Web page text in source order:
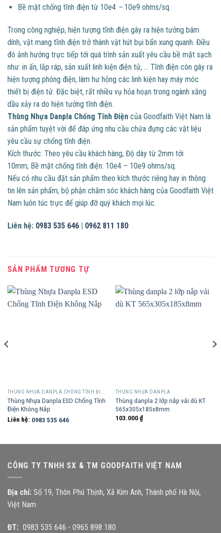
Bề mặt chống tĩnh điện từ 10e4 – 10e9 ohms/sq.
Trong công nghiệp, hiện tượng tĩnh điện gây ra hiện tưởng bám
dính, vật mang tĩnh điện trở thành vật hút bụi bẩn xung quanh. Điều
đó ảnh hưởng trực tiếp tới quá trình sản xuất yêu cầu bề mặt sạch
như: in ấn, lắp ráp, sản xuất linh kiện điện tử, … Tĩnh điện còn gây ra
hiện tượng phóng điện, làm hư hỏng các linh kiện hay máy móc
thiết bị điện tử. Đặc biệt, rất nhiều vụ hỏa hoạn trong ngành xăng
dầu xảy ra do hiện tưởng tĩnh điện.
Thùng Nhựa Danpla Chống Tĩnh Điện của Goodfaith Việt Nam là
sản phẩm tuyệt vời để đáp ứng nhu cầu chứa đựng các vật liệu
yêu cầu sự chống tĩnh điện.
Kích thước: Theo yêu cầu khách hàng; Độ dày từ 2mm tới
10mm; Bề mặt chống tĩnh điện: 10e4 – 10e9 ohms/sq.
Nếu có nhu cầu đặt sản phẩm theo kích thước riêng hay in thông
tin lên sản phẩm, bộ phận chăm sóc khách hàng của Goodfaith Việt
Nam luôn túc trực để giúp đỡ quý khách mọi lúc.
Liên hệ: 0983 535 646 | 0962 811 180
SẢN PHẨM TƯƠNG TỰ
THÙNG NHỰA DANPLA CHỐNG TĨNH ĐIỆN
Thùng Nhựa Danpla ESD Chống Tĩnh
Điện Không Nắp
Liên hệ: 0983 535 646
THÙNG NHỰA DANPLA
Thùng danpla 2 lớp nắp vải dù KT
565x305x185x8mm
103.000₫
CÔNG TY TNHH SX & TM GOODFAITH VIỆT NAM
Địa chỉ: Số 19, Thôn Phú Thịnh, Xã Kim Anh, Thành phố Hà Nội,
Việt Nam
ĐT: 0983 535 646 - 0965 898 180